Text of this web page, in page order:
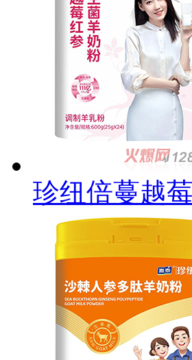
珍纽倍蔓越